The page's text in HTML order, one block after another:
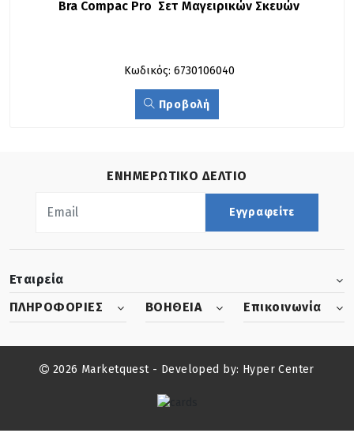
Bra Compac Pro  Σετ Μαγειρικών Σκευών
Κωδικός: 6730106040
Προβολή
ΕΝΗΜΕΡΩΤΙΚΟ ΔΕΛΤΙΟ
Εγγραφείτε
Εταιρεία
ΠΛΗΡΟΦΟΡΙΕΣ
ΒΟΗΘΕΙΑ Επικοινωνία
2026 Marketquest - Developed by: Hyper Center